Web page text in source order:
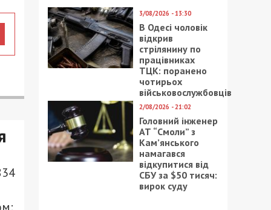
3/08/2026 - 13:30
В Одесі чоловік
відкрив
стрілянину по
працівниках
ТЦК: поранено
чотирьох
військовослужбовців
2/08/2026 - 21:02
Головний інженер
АТ “Смоли” з
Кам’янського
намагався
відкупитися від
СБУ за $50 тисяч:
вирок суду